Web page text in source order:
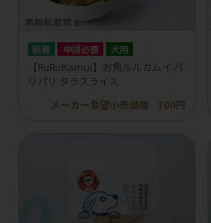
申請必要 犬用
【RuRuKamui】お魚ルルカムイ パ
リパリ タラスライス
メーカー希望小売価格
700円